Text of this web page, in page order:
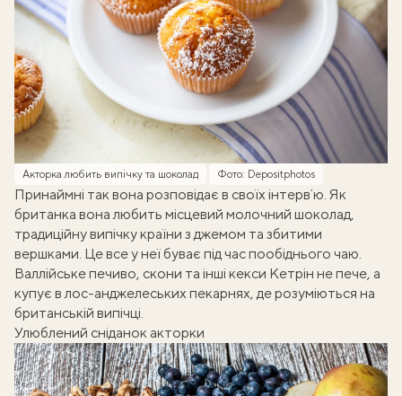
Акторка любить випічку та шоколад Фото: Depositphotos
Принаймні так вона розповідає в своїх інтервʼю. Як
британка вона любить місцевий молочний шоколад,
традиційну випічку країни з джемом та збитими
вершками. Це все у неї буває під час пообіднього чаю.
Валлійське печиво, скони та інші кекси Кетрін не пече, а
купує в лос-анджелеських пекарнях, де розуміються на
британській випічці.
Улюблений сніданок акторки